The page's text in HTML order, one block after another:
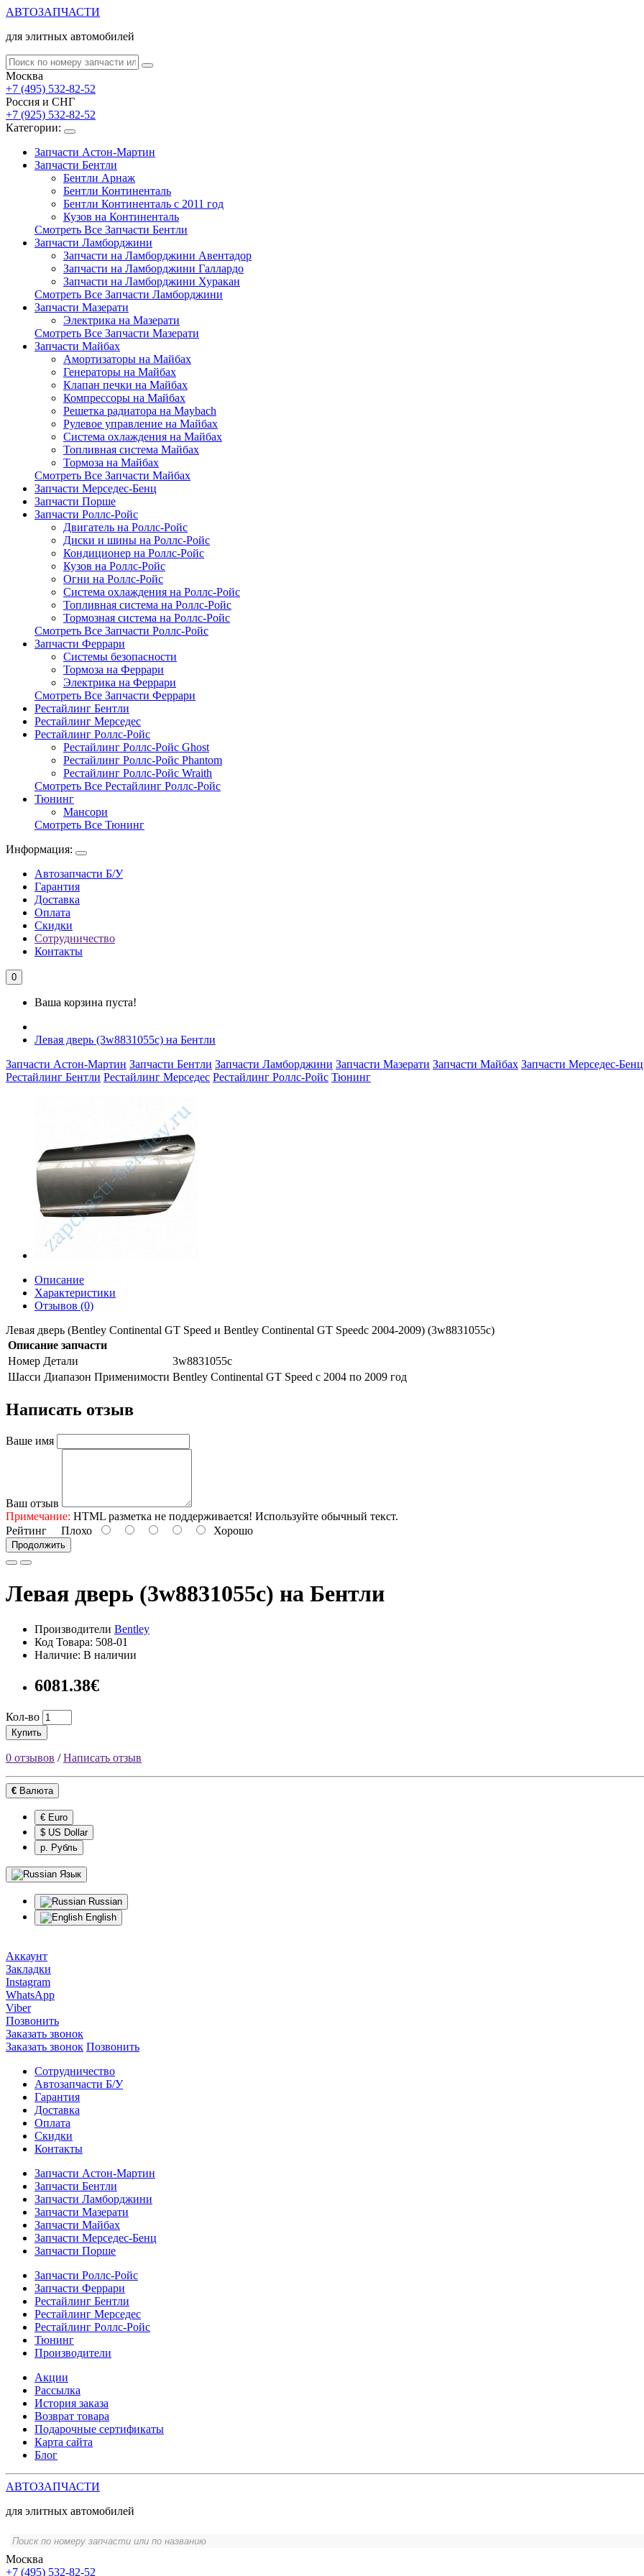
АВТОЗАПЧАСТИ
для элитных автомобилей
Москва
+7 (495) 532-82-52
Россия и СНГ
+7 (925) 532-82-52
Категории:
Запчасти Астон-Мартин
Запчасти Бентли
Бентли Арнаж
Бентли Континенталь
Бентли Континенталь с 2011 год
Кузов на Континенталь
Смотреть Все Запчасти Бентли
Запчасти Ламборджини
Запчасти на Ламборджини Авентадор
Запчасти на Ламборджини Галлардо
Запчасти на Ламборджини Хуракан
Смотреть Все Запчасти Ламборджини
Запчасти Мазерати
Электрика на Мазерати
Смотреть Все Запчасти Мазерати
Запчасти Майбах
Амортизаторы на Майбах
Генераторы на Майбах
Клапан печки на Майбах
Компрессоры на Майбах
Решетка радиатора на Maybach
Рулевое управление на Майбах
Система охлаждения на Майбах
Топливная система Майбах
Тормоза на Майбах
Смотреть Все Запчасти Майбах
Запчасти Мерседес-Бенц
Запчасти Порше
Запчасти Роллс-Ройс
Двигатель на Роллс-Ройс
Диски и шины на Роллс-Ройс
Кондиционер на Роллс-Ройс
Кузов на Роллс-Ройс
Огни на Роллс-Ройс
Система охлаждения на Роллс-Ройс
Топливная система на Роллс-Ройс
Тормозная cистема на Роллс-Ройс
Смотреть Все Запчасти Роллс-Ройс
Запчасти Феррари
Системы безопасности
Тормоза на Феррари
Электрика на Феррари
Смотреть Все Запчасти Феррари
Рестайлинг Бентли
Рестайлинг Мерседес
Рестайлинг Роллс-Ройс
Рестайлинг Роллс-Ройс Ghost
Рестайлинг Роллс-Ройс Phantom
Рестайлинг Роллс-Ройс Wraith
Смотреть Все Рестайлинг Роллс-Ройс
Тюнинг
Мансори
Смотреть Все Тюнинг
Информация:
Автозапчасти Б/У
Гарантия
Доставка
Оплата
Скидки
Сотрудничество
Контакты
0
Ваша корзина пуста!
Левая дверь (3w8831055c) на Бентли
Запчасти Астон-Мартин Запчасти Бентли Запчасти Ламборджини Запчасти Мазерати Запчасти Майбах Запчасти Мерседес-Бенц
Рестайлинг Бентли Рестайлинг Мерседес Рестайлинг Роллс-Ройс Тюнинг
Описание
Характеристики
Отзывов (0)
Левая дверь (Bentley Continental GT Speed и Bentley Continental GT Speedc 2004-2009) (3w8831055c)
Описание запчасти
Номер Детали
3w8831055c
Шасси Диапазон Применимости Bentley Continental GT Speed с 2004 по 2009 год
Написать отзыв
Ваше имя
Ваш отзыв
Примечание: HTML разметка не поддерживается! Используйте обычный текст.
Рейтинг Плохо Хорошо
Продолжить
Левая дверь (3w8831055c) на Бентли
Производители Bentley
Код Товара: 508-01
Наличие: В наличии
6081.38€
Кол-во
Купить
0 отзывов /Написать отзыв
€ Валюта
€ Euro
$ US Dollar
р. Рубль
Язык
Russian
English
Аккаунт
Закладки
Instagram
WhatsApp
Viber
Позвонить
Заказать звонок
Заказать звонок Позвонить
Сотрудничество
Автозапчасти Б/У
Гарантия
Доставка
Оплата
Скидки
Контакты
Запчасти Астон-Мартин
Запчасти Бентли
Запчасти Ламборджини
Запчасти Мазерати
Запчасти Майбах
Запчасти Мерседес-Бенц
Запчасти Порше
Запчасти Роллс-Ройс
Запчасти Феррари
Рестайлинг Бентли
Рестайлинг Мерседес
Рестайлинг Роллс-Ройс
Тюнинг
Производители
Акции
Рассылка
История заказа
Возврат товара
Подарочные сертификаты
Карта сайта
Блог
АВТОЗАПЧАСТИ
для элитных автомобилей
Москва
+7 (495) 532-82-52